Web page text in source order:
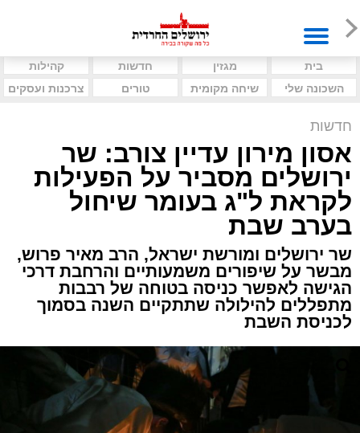
בית מגזין חדשות
קהילות
השכונה שלי
שיחה מקומית טורים צרכנות ועסקים
חדשות
אסון מירון עדיין צורב: שר
ירושלים מסביר על הפעילות
לקראת ל"ג בעומר שיחול
בערב שבת
שר ירושלים ומורשת ישראל, הרב מאיר פרוש,
מבשר על שיפורים משמעותיים והרחבת דרכי
הגישה לאפשר כניסה בטוחה של רבבות
מתפללים להילולה שתתקיים השנה בסמוך
לכניסת השבת